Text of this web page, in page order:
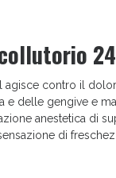
agisce contro il
e delle gengive e
anestetica di
di
validi